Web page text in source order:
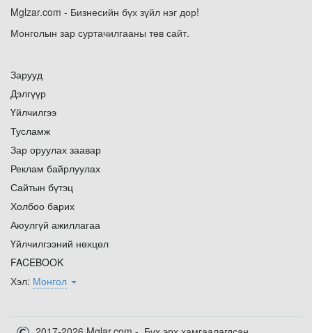
Mglzar.com - Бизнесийн бүх зүйл нэг дор!
Монголын зар суртачилгааны төв сайт.
Зарууд
Дэлгүүр
Үйлчилгээ
Тусламж
Зар оруулах заавар
Реклам байрлуулах
Сайтын бүтэц
Холбоо барих
Аюулгүй ажиллагаа
Үйлчилгээний нөхцөл
FACEBOOK
Хэл: Монгол